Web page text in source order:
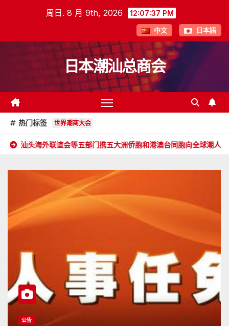
周日. 8 月 9th, 2026 12:07:38 PM
中文 日本語
日本潮汕总商会
热门标签 世界潮商大会
会等五部门携五大洲侨胞和港澳台同胞向全球潮人拜年！ 郑